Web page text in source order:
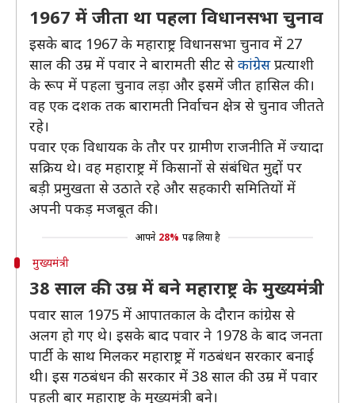
1967 में जीता था पहला विधानसभा चुनाव
इसके बाद 1967 के महाराष्ट्र विधानसभा चुनाव में 27
साल की उम्र में पवार ने बारामती सीट सेकांग्रेसप्रत्याशी
के रूप में पहला चुनाव लड़ा और इसमें जीत हासिल की।
वह एक दशक तक बारामती निर्वाचन क्षेत्र से चुनाव जीतते
रहे।
पवार एक विधायक के तौर पर ग्रामीण राजनीति में ज्यादा
सक्रिय थे। वह महाराष्ट्र में किसानों से संबंधित मुद्दों पर
बड़ी प्रमुखता से उठाते रहे और सहकारी समितियों में
अपनी पकड़ मजबूत की।
आपने 28% पढ़ लिया है
मुख्यमंत्री
38 साल की उम्र में बने महाराष्ट्र के मुख्यमंत्री
पवार साल 1975 में आपातकाल के दौरान कांग्रेस से
अलग हो गए थे। इसके बाद पवार ने 1978 के बाद जनता
पार्टी के साथ मिलकर महाराष्ट्र में गठबंधन सरकार बनाई
थी। इस गठबंधन की सरकार में 38 साल की उम्र में पवार
पहली बार महाराष्ट्र के मुख्यमंत्री बने।